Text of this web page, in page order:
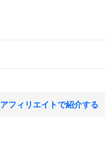
アフィリエイトで紹介する